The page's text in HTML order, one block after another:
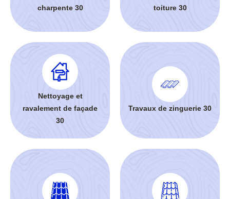
charpente 30
toiture 30
Nettoyage et
ravalement de façade
30
Travaux de zinguerie 30